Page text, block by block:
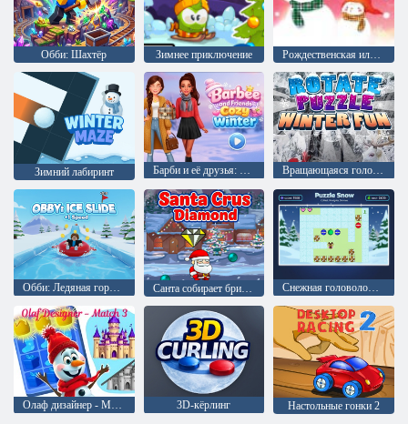
Обби: Шахтёр Зимнее приключение Рождественская иллюстрация
Зимний лабиринт Барби и её друзья: Уютная зима Вращающаяся головоломка - зимние развлечения
Обби: Ледяная горка +1 к скорости Санта собирает бриллианты Снежная головоломка
Олаф дизайнер - Матч 3 3D-кёрлинг
Настольные гонки 2